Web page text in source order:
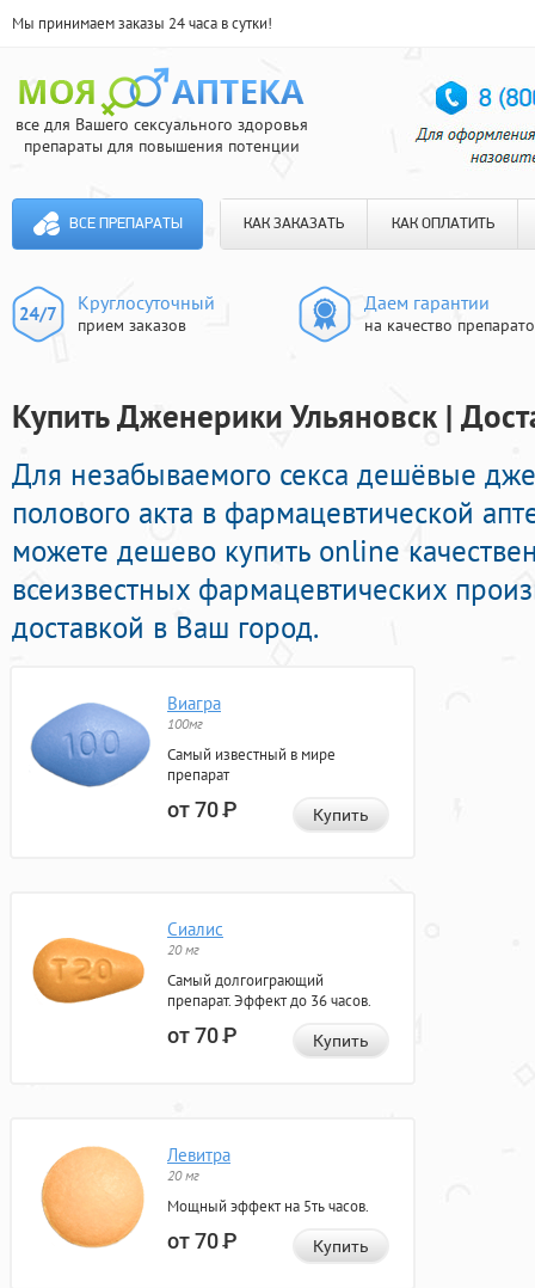
Мы принимаем заказы 24 часа в сутки!
все для Вашего сексуального здоровья
препараты для повышения потенции
ВСЕ ПРЕПАРАТЫ КАК ЗАКАЗАТЬ КАК ОПЛАТИТЬ
Круглосуточный
прием заказов
Даем гарантии
на качество
Купить Дженерики Ульяновск |
Для незабываемого секса дешёвые
полового акта в фармацевтической
можете дешево купить online
всеизвестных фармацевтических
доставкой в Ваш город.
Виагра
100мг
Самый известный в мире
препарат
от 70Р Купить
Сиалис
20 мг
Самый долгоиграющий
препарат. Эффект до 36 часов.
от 70Р Купить
Левитра
20 мг
Мощный эффект на 5ть часов.
от 70Р Купить